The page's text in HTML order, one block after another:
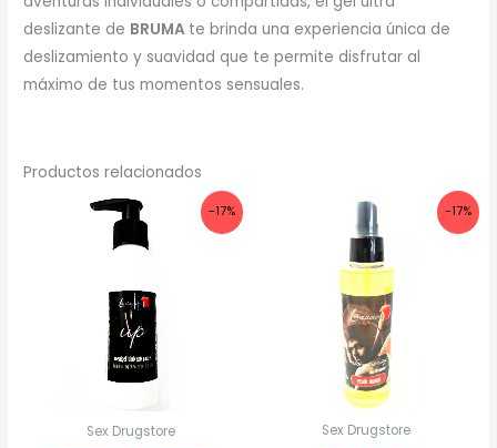
deslizante de BRUMA te brinda una experiencia única de
deslizamiento y suavidad que te permite disfrutar al
máximo de tus momentos sensuales.
Productos relacionados
-17%
Sex Drugstore
-17%
Sex Drugstore